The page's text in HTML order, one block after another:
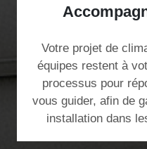
Votre projet de
équipes restent à
processus pour
vous guider, afin de
installation dans